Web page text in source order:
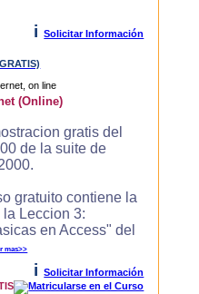
i Solicitar Información
(Online)
gratis del
de la suite de
gratuito contiene la
la Leccion 3:
en Access" del
mas>>
i
Solicitar Información